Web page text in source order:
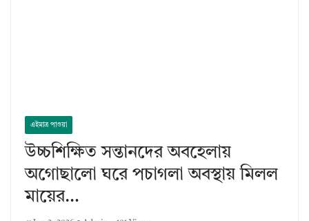
এইমাত্র পাওয়া
উচ্চশিক্ষিত সন্তানদের অবহেলায়
অগোছালো ঘরে পচাগলা অবস্থায় মিলল
মায়ের…